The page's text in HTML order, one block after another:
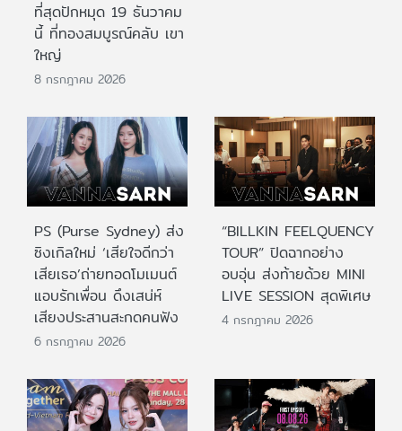
ที่สุดปักหมุด 19 ธันวาคม
นี้ ที่ทองสมบูรณ์คลับ เขา
ใหญ่
8 กรกฎาคม 2026
PS (Purse Sydney) ส่ง
ซิงเกิลใหม่ ‘เสียใจดีกว่า
เสียเธอ’ถ่ายทอดโมเมนต์
แอบรักเพื่อน ดึงเสน่ห์
เสียงประสานสะกดคนฟัง
6 กรกฎาคม 2026
“BILLKIN FEELQUENCY
TOUR” ปิดฉากอย่าง
อบอุ่น ส่งท้ายด้วย MINI
LIVE SESSION สุดพิเศษ
4 กรกฎาคม 2026